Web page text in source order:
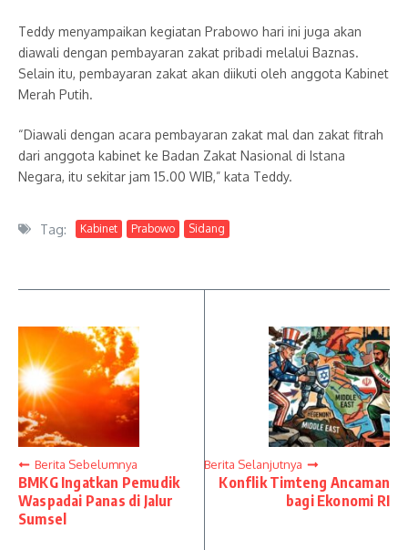
Teddy menyampaikan kegiatan Prabowo hari ini juga akan
diawali dengan pembayaran zakat pribadi melalui Baznas.
Selain itu, pembayaran zakat akan diikuti oleh anggota Kabinet
Merah Putih.
“Diawali dengan acara pembayaran zakat mal dan zakat fitrah
dari anggota kabinet ke Badan Zakat Nasional di Istana
Negara, itu sekitar jam 15.00 WIB,” kata Teddy.
Tag: Kabinet Prabowo Sidang
Berita Sebelumnya
BMKG Ingatkan Pemudik
Waspadai Panas di Jalur
Sumsel
Berita Selanjutnya
Konflik Timteng Ancaman
bagi Ekonomi RI